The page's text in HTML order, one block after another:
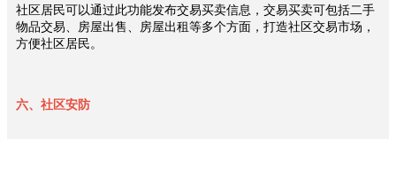
ꁹ
催
收
ꀉ
社区居民可以通过此功能发布交易买卖信息，交易买卖可包括二手
物品交易、房屋出售、房屋出租等多个方面，打造社区交易市场，
方便社区居民。
六、社区安防